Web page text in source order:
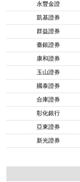
永豐金證
凱基證券
群益證券
臺銀證券
康和證券
玉山證券
國泰證券
合庫證券
彰化銀行
亞東證券
新光證券